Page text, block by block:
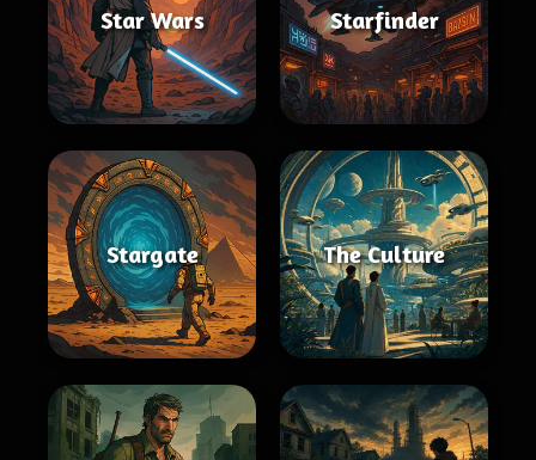
Star Wars Starfinder
Stargate The Culture